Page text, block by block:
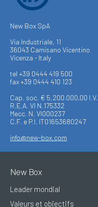
New Box SpA
Via Industriale, 11
36043 Camisano Vicentino
Vicenza - Italy
tel +39 0444 419 500
fax +39 0444 410 123
Cap. soc. € 5.200.000,00 I.V.
R.E.A. VI N.175332
Mecc. N. VI000237
C.F. e P.I. IT01653680247
info@new-box.com
New Box
Leader mondial
Valeurs et objectifs